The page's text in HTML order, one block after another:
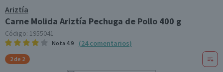
Ariztía
Carne Molida Ariztía Pechuga de Pollo 400 g
Código: 1955041
Nota 4.9 (24 comentarios)
2 de 2